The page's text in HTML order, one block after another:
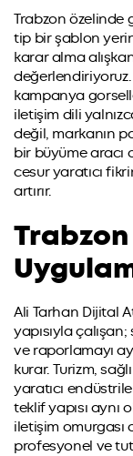
Trabzon özelinde
tip bir şablon
karar alma
kampanya
iletişim dili
değil, markanın
bir büyüme aracı
cesur yaratıcı
artırır.
Ali Tarhan Dijital
yapısıyla
ve raporlamayı
kurar. Turizm,
yaratıcı
teklif yapısı aynı
iletişim omurgası
profesyonel ve